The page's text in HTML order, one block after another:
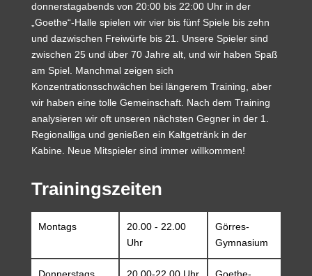
donnerstagabends von 20:00 bis 22:00 Uhr in der
„Goethe“-Halle spielen wir vier bis fünf Spiele bis zehn
und dazwischen Freiwürfe bis 21. Unsere Spieler sind
zwischen 25 und über 70 Jahre alt, und wir haben Spaß
am Spiel. Manchmal zeigen sich
Konzentrationsschwächen bei längerem Training, aber
wir haben eine tolle Gemeinschaft. Nach dem Training
analysieren wir oft unseren nächsten Gegner in der 1.
Regionalliga und genießen ein Kaltgetränk in der
Kabine. Neue Mitspieler sind immer willkommen!
Trainingszeiten
Montags
20.00 - 22.00
Uhr
Görres-
Gymnasium